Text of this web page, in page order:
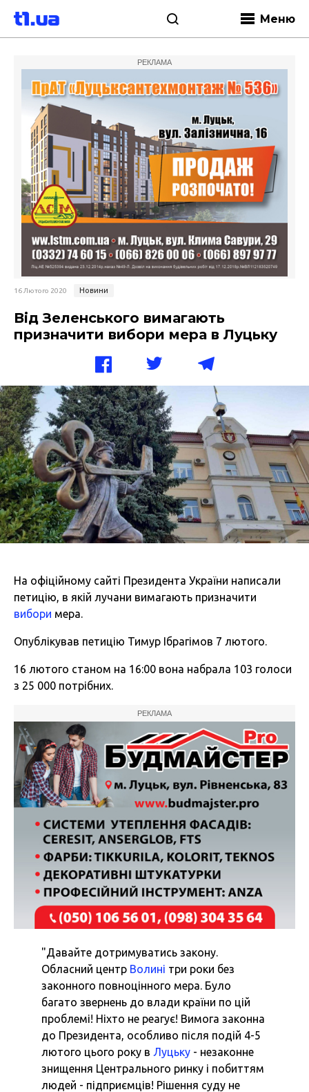
Меню
РЕКЛАМА
16 Лютого 2020 Новини
Від Зеленського вимагають
призначити вибори мера в Луцьку
На офіційному сайті Президента України написали
петицію, в якій лучани вимагають призначити
вибори мера.
Опублікував петицію Тимур Ібрагімов 7 лютого.
16 лютого станом на 16:00 вона набрала 103 голоси
з 25 000 потрібних.
РЕКЛАМА
"Давайте дотримуватись закону.
Обласний центр Волині три роки без
законного повноцінного мера. Було
багато звернень до влади країни по цій
проблемі! Ніхто не реагує! Вимога законна
до Президента, особливо після подій 4-5
лютого цього року в Луцьку - незаконне
знищення Центрального ринку і побиттям
людей - підприємців! Рішення суду не